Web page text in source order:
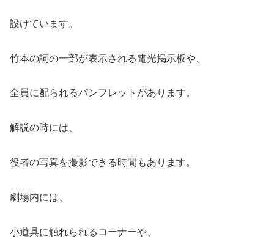
設けています。
竹本の詞の一部が表示される電光掲示板や、
全員に配られるパンフレットがあります。
解説の時には、
役者の写真を撮影できる時間もあります。
劇場内には、
小道具に触れられるコーナーや、